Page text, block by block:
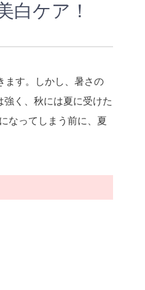
白ケア！
ます。しかし、暑さの
く、秋には夏に受けた
なってしまう前に、夏